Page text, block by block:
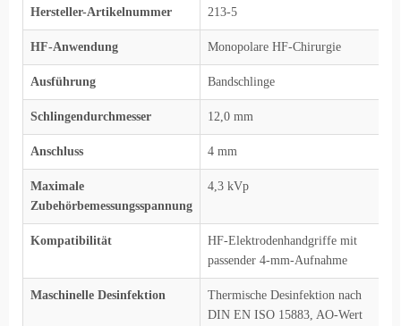
Hersteller-Artikelnummer 213-5
HF-Anwendung Monopolare HF-Chirurgie
Ausführung Bandschlinge
Schlingendurchmesser 12,0 mm
Anschluss 4 mm
Maximale
Zubehörbemessungsspannung
4,3 kVp
Kompatibilität
HF-Elektrodenhandgriffe mit
passender 4-mm-Aufnahme
Maschinelle Desinfektion
Thermische Desinfektion nach
DIN EN ISO 15883, AO-Wert